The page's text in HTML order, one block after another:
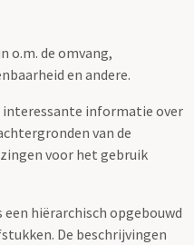
o.m. de omvang,
en andere.
interessante informatie over
van de
voor het gebruik
hiërarchisch opgebouwd
De beschrijvingen